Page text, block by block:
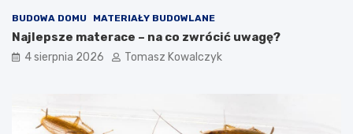
BUDOWA DOMU MATERIAŁY BUDOWLANE
Najlepsze materace – na co zwrócić uwagę?
4 sierpnia 2026 Tomasz Kowalczyk